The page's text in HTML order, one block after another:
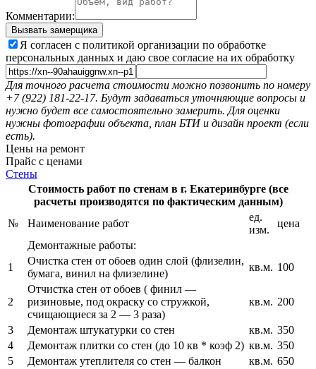
Комментарии:
Вызвать замерщика
Я согласен с политикой организации по обработке
персональных данных и даю свое согласие на их обработку
Для точного расчета стоимости можно позвонить по номеру
+7 (922) 181-22-17. Будут задаваться уточняющие вопросы и
нужно будет все самостоятельно замерить. Для оценки
нужны фотографии объекта, план БТИ и дизайн проект (если
есть).
Цены на ремонт
Прайс с ценами
Стены
Стоимость работ по стенам в г. Екатеринбурге (все
расчеты производятся по фактическим данным)
№
Наименование работ
ед.
изм.
цена
Демонтажные работы:
1
Очистка стен от обоев один слой (флизелин,
бумага, винил на флизелине)
кв.м. 100
2
Отчистка стен от обоев ( финил —
ризиновые, под окраску со стружкой,
счищающиеся за 2 — 3 раза)
кв.м. 200
3 Демонтаж штукатурки со стен кв.м. 350
4
Демонтаж плитки со стен (до 10 кв * коэф 2) кв.м. 350
5
Демонтаж утеплителя со стен — балкон кв.м. 650